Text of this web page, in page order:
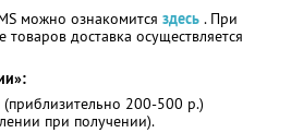
можно ознакомится здесь . При
товаров доставка осуществляется
200-500 р.)
при получении).